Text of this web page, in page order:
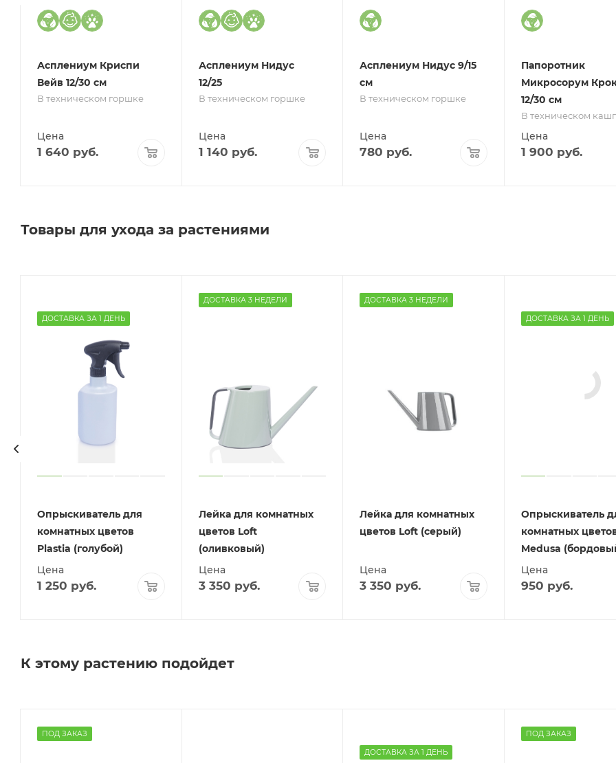
Асплениум Криспи
Вейв 12/30 см
В техническом горшке
Цена
1 640 руб.
Асплениум Нидус
12/25
В техническом горшке
Цена
1 140 руб.
Асплениум Нидус 9/15
см
В техническом горшке
Цена
780 руб.
Папоротник
Микросорум
12/30 см
В техническом
Цена
1 900 руб.
Товары для ухода за растениями
ДОСТАВКА ЗА 1 ДЕНЬ
Опрыскиватель для
комнатных цветов
Plastia (голубой)
Цена
1 250 руб.
ДОСТАВКА 3 НЕДЕЛИ
Лейка для комнатных
цветов Loft
(оливковый)
Цена
3 350 руб.
ДОСТАВКА 3 НЕДЕЛИ
Лейка для комнатных
цветов Loft (серый)
Цена
3 350 руб.
ДОСТАВКА ЗА 1 ДЕНЬ
Опрыскиватель
комнатных
Medusa
Цена
950 руб.
К этому растению подойдет
ПОД ЗАКАЗ
ДОСТАВКА ЗА 1 ДЕНЬ
ПОД ЗАКАЗ